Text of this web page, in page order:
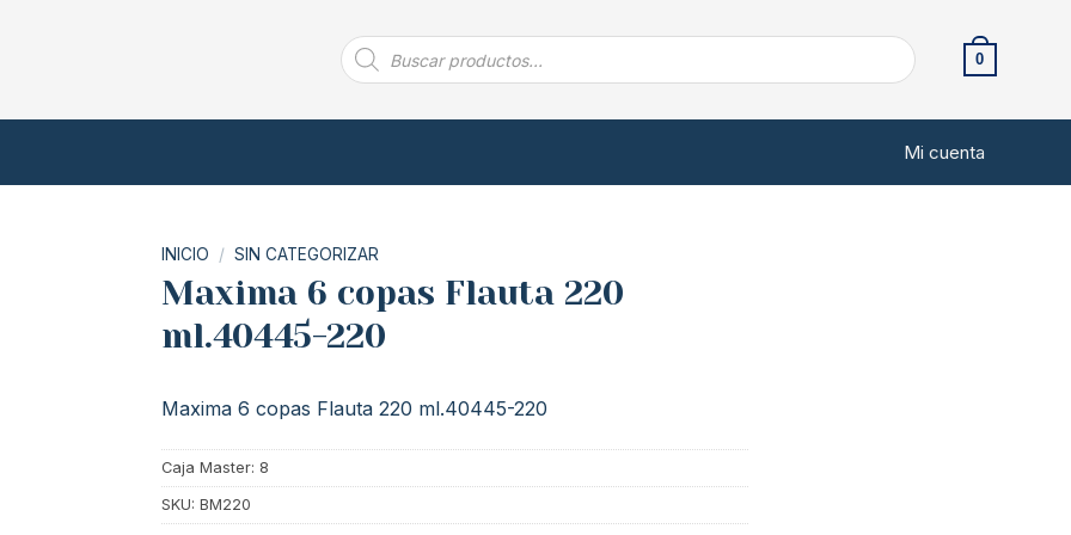
Búsqueda
de
productos
0
Mi cuenta
INICIO / SIN CATEGORIZAR
Maxima 6 copas Flauta 220
ml.40445-220
Maxima 6 copas Flauta 220 ml.40445-220
Caja Master: 8
SKU: BM220